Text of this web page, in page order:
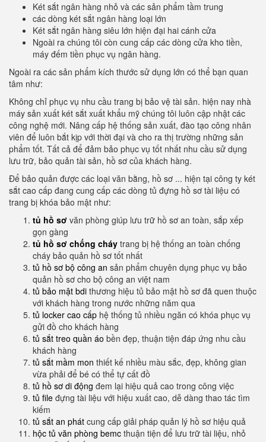
Két sắt ngân hàng nhỏ và các sản phẩm tầm trung
các dòng két sắt ngân hàng loại lớn
Két sắt ngân hàng siêu lớn hiện đại hai cánh cửa
Ngoài ra chúng tôi còn cung cấp các dòng cửa kho tiền,
máy đếm tiền phục vụ ngân hàng.
Ngoài ra các sản phẩm kích thước sử dụng lớn có thể bạn quan
tâm như:
Không chỉ phục vụ nhu cầu trang bị bảo vệ tài sản. hiện nay nhà
máy sản xuất két sắt xuất khẩu mỹ chúng tôi luôn cập nhật các
công nghệ mới. Nâng cấp hệ thống sản xuất, đào tạo công nhân
viên để luôn bắt kịp với thời đại và cho ra thị trường những sản
phẩm tốt. Tất cả để đảm bảo phục vụ tốt nhất nhu cầu sử dụng
lưu trữ, bảo quản tài sản, hồ sơ của khách hàng.
Để bảo quản được các loại văn bằng, hồ sơ ... hiện tại công ty két
sắt cao cấp đang cung cấp các dòng tủ đựng hồ sơ tài liệu có
trang bị khóa bảo mật như:
tủ hồ sơ văn phòng giúp lưu trữ hồ sơ an toàn, sắp xếp
gọn gàng
tủ hồ sơ chống cháy trang bị hệ thống an toàn chống
cháy bảo quản hồ sơ tốt nhất
tủ hồ sơ bộ công an sản phẩm chuyên dụng phục vụ bảo
quản hồ sơ cho bộ công an việt nam
tủ bảo mật bdi thương hiệu tủ bảo mật hồ sơ đã quen thuộc
với khách hàng trong nước những năm qua
tủ locker cao cấp hệ thống tủ nhiều ngăn có khóa phục vụ
gửi đồ cho khách hàng
tủ sắt treo quần áo bền đẹp, thuận tiện đáp ứng nhu cầu
khách hàng
tủ sắt mầm mon thiết kế nhiều màu sắc, đẹp, không gian
vừa phải để bé có thể tự cất đồ
tủ hồ sơ di động đem lại hiệu quả cao trong công việc
tủ file đựng tài liệu với hiệu xuất cao, dễ dàng thao tác tìm
kiếm
tủ sắt an phát cung cấp giải pháp quản lý hồ sơ hiệu quả
hộc tủ văn phòng bemc thuận tiện để lưu trữ tài liệu, nhỏ